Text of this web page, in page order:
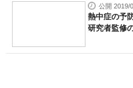
公開 2019/
熱中症の予
研究者監修